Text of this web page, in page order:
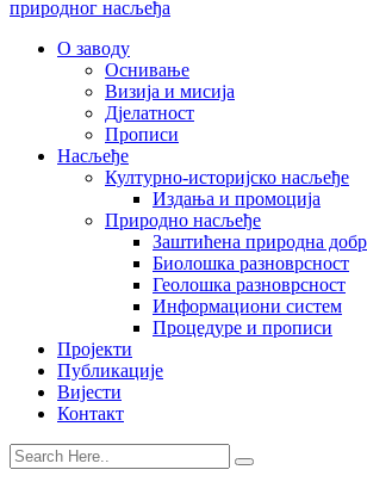
О заводу
Оснивање
Визија и мисија
Дјелатност
Прописи
Насљеђе
Културно-историјско насљеђе
Издања и промоција
Природно насљеђе
Заштићена природна
Биолошка разноврсност
Геолошка разноврсност
Информациони систем
Процедуре и прописи
Пројекти
Публикације
Вијести
Контакт